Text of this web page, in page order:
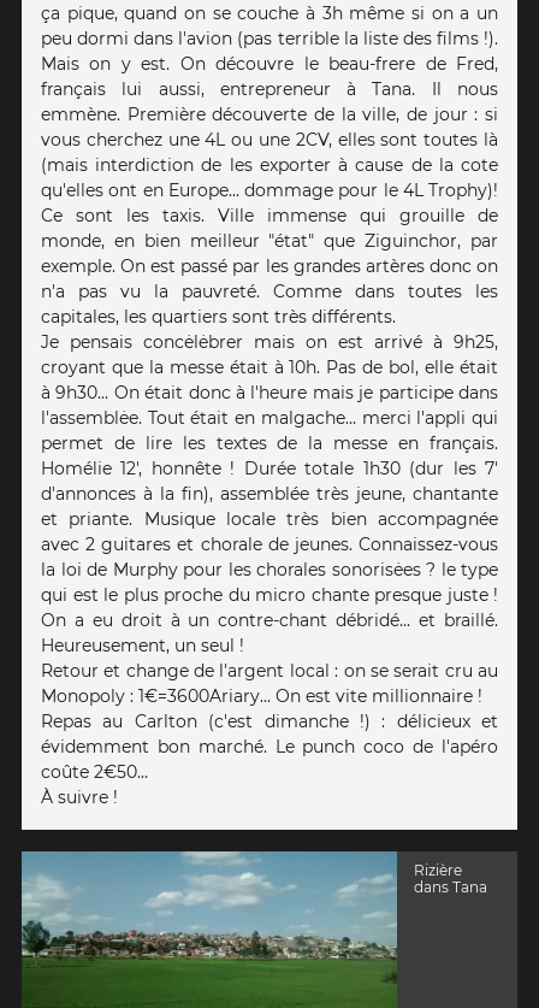
ça pique, quand on se couche à 3h même si on a un
peu dormi dans l'avion (pas terrible la liste des films !).
Mais on y est. On découvre le beau-frere de Fred,
français lui aussi, entrepreneur à Tana. Il nous
emmène. Première découverte de la ville, de jour : si
vous cherchez une 4L ou une 2CV, elles sont toutes là
(mais interdiction de les exporter à cause de la cote
qu'elles ont en Europe... dommage pour le 4L Trophy)!
Ce sont les taxis. Ville immense qui grouille de
monde, en bien meilleur "état" que Ziguinchor, par
exemple. On est passé par les grandes artères donc on
n'a pas vu la pauvreté. Comme dans toutes les
capitales, les quartiers sont très différents.
Je pensais concėlėbrer mais on est arrivé à 9h25,
croyant que la messe était à 10h. Pas de bol, elle était
à 9h30... On était donc à l'heure mais je participe dans
l'assemblėe. Tout était en malgache... merci l'appli qui
permet de lire les textes de la messe en français.
Homélie 12', honnête ! Durée totale 1h30 (dur les 7'
d'annonces à la fin), assemblée très jeune, chantante
et priante. Musique locale très bien accompagnée
avec 2 guitares et chorale de jeunes. Connaissez-vous
la loi de Murphy pour les chorales sonorisėes ? le type
qui est le plus proche du micro chante presque juste !
On a eu droit à un contre-chant débridé... et braillé.
Heureusement, un seul !
Retour et change de l'argent local : on se serait cru au
Monopoly : 1€=3600Ariary... On est vite millionnaire !
Repas au Carlton (c'est dimanche !) : délicieux et
évidemment bon marché. Le punch coco de l'apéro
coûte 2€50...
À suivre !
Rizière
dans Tana